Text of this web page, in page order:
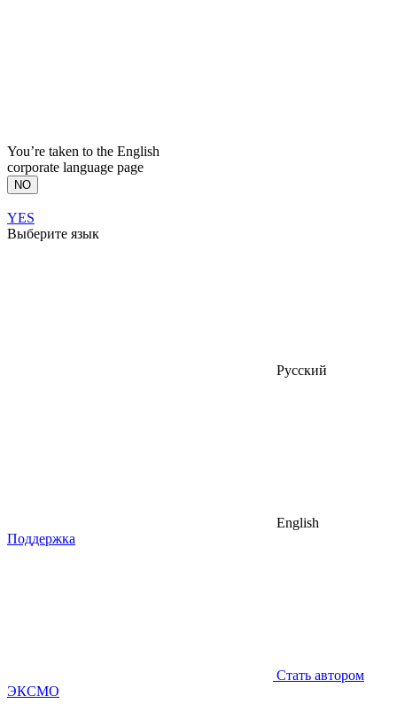
You’re taken to the English
corporate language page
NO
YES
Выберите язык
Русский
English
Поддержка
Стать автором
ЭКСМО